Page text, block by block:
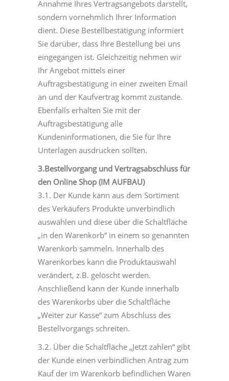
Annahme Ihres Vertragsangebots darstellt,
sondern vornehmlich Ihrer Information
dient. Diese Bestellbestätigung informiert
Sie darüber, dass Ihre Bestellung bei uns
eingegangen ist. Gleichzeitig nehmen wir
Ihr Angebot mittels einer
Auftragsbestätigung in einer zweiten Email
an und der Kaufvertrag kommt zustande.
Ebenfalls erhalten Sie mit der
Auftragsbestätigung alle
Kundeninformationen, die Sie für Ihre
Unterlagen ausdrucken sollten.
3.Bestellvorgang und Vertragsabschluss für
den Online Shop (IM AUFBAU)
3.1. Der Kunde kann aus dem Sortiment
des Verkäufers Produkte unverbindlich
auswählen und diese über die Schaltfläche
„in den Warenkorb“ in einem so genannten
Warenkorb sammeln. Innerhalb des
Warenkorbes kann die Produktauswahl
verändert, z.B. gelöscht werden.
Anschließend kann der Kunde innerhalb
des Warenkorbs über die Schaltfläche
„Weiter zur Kasse“ zum Abschluss des
Bestellvorgangs schreiten.
3.2. Über die Schaltfläche „Jetzt zahlen“ gibt
der Kunde einen verbindlichen Antrag zum
Kauf der im Warenkorb befindlichen Waren